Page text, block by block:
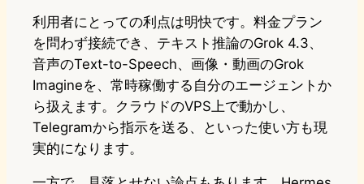
利用者にとっての利点は明快です。料金プラン
を問わず接続でき、テキスト推論のGrok 4.3、
音声のText-to-Speech、画像・動画のGrok
Imagineを、常時稼働する自分のエージェントか
ら扱えます。クラウドのVPS上で動かし、
Telegramから指示を送る、といった使い方も現
実的になります。